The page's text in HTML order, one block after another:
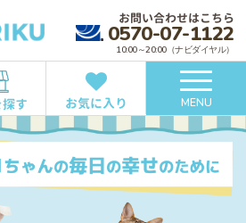
お問い合わせはこちら
0570-07-1122
10:00～20:00（ナビダイヤル）
す お気に入り MENU